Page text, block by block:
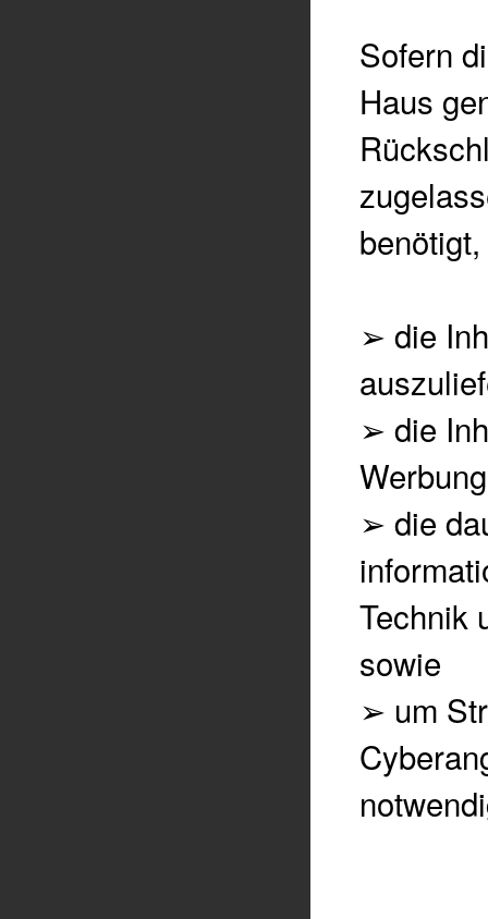
Sofern
Haus
➢ die
➢ die
➢ die
Technik
sowie
➢ um